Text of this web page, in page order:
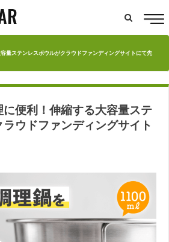
量ステンレスボウルがクラウドファンディングサイトにて先
便利！伸縮する大容量ステ
ウドファンディングサイト